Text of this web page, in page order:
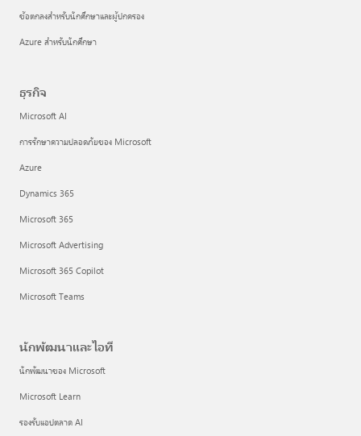
ข้อตกลงสำหรับนักศึกษาและผู้ปกครอง
Azure สำหรับนักศึกษา
ธุรกิจ
Microsoft AI
การรักษาความปลอดภัยของ Microsoft
Azure
Dynamics 365
Microsoft 365
Microsoft Advertising
Microsoft 365 Copilot
Microsoft Teams
นักพัฒนาและไอที
นักพัฒนาของ Microsoft
Microsoft Learn
รองรับแอปตลาด AI